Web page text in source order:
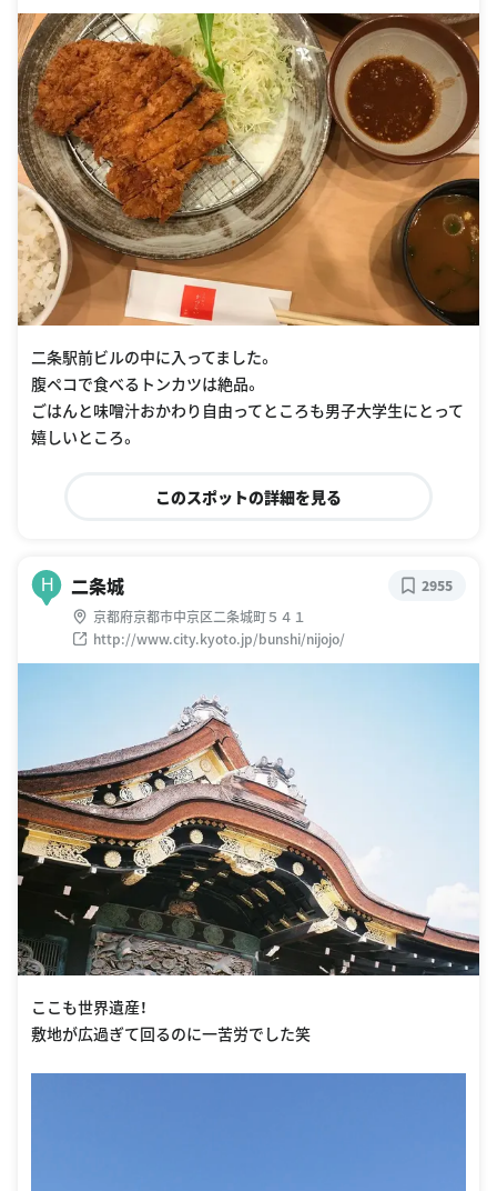
bf=1&fmt=6&shopid=29
二条駅前ビルの中に入ってました。
腹ペコで食べるトンカツは絶品。
ごはんと味噌汁おかわり自由ってところも男子大学生にとって
嬉しいところ。
このスポットの詳細を見る
H 二条城
京都府京都市中京区二条城町５４１
http://www.city.kyoto.jp/bunshi/nijojo/
2955
ここも世界遺産！
敷地が広過ぎて回るのに一苦労でした笑